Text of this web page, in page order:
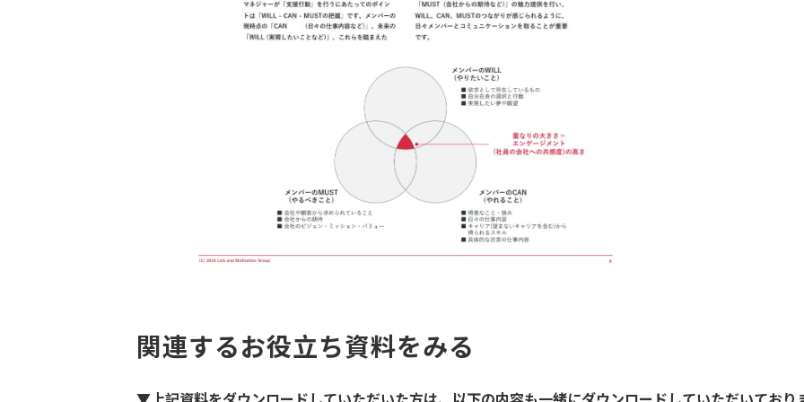
関連するお役立ち資料をみる